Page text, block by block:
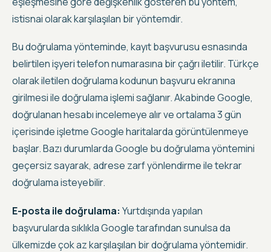
istisnai olarak karşılaşılan bir yöntemdir.
Bu doğrulama yönteminde, kayıt başvurusu esnasında
belirtilen işyeri telefon numarasına bir çağrı iletilir. Türkçe
olarak iletilen doğrulama kodunun başvuru ekranına
girilmesi ile doğrulama işlemi sağlanır. Akabinde Google,
doğrulanan hesabı incelemeye alır ve ortalama 3 gün
içerisinde işletme Google haritalarda görüntülenmeye
başlar. Bazı durumlarda Google bu doğrulama yöntemini
geçersiz sayarak, adrese zarf yönlendirme ile tekrar
doğrulama isteyebilir.
E-posta ile doğrulama: Yurtdışında yapılan
başvurularda sıklıkla Google tarafından sunulsa da
ülkemizde çok az karşılaşılan bir doğrulama yöntemidir.